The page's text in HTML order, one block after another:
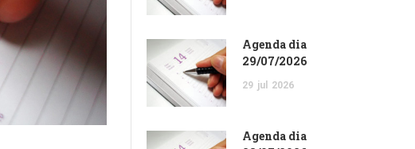
Agenda dia
29/07/2026
29 jul 2026
Agenda dia